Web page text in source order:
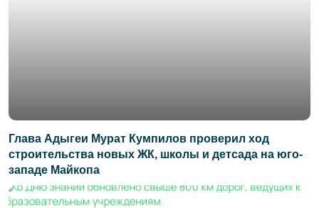
Глава Адыгеи Мурат Кумпилов проверил ход
строительства новых ЖК, школы и детсада на юго-
западе Майкопа